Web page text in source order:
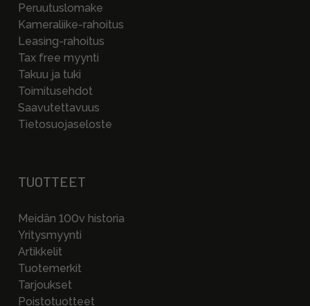
Peruutuslomake
Kameraliike-rahoitus
Leasing-rahoitus
Tax free myynti
Takuu ja tuki
Toimitusehdot
Saavutettavuus
Tietosuojaseloste
TUOTTEET
Meidän 100v historia
Yritysmyynti
Artikkelit
Tuotemerkit
Tarjoukset
Poistotuotteet